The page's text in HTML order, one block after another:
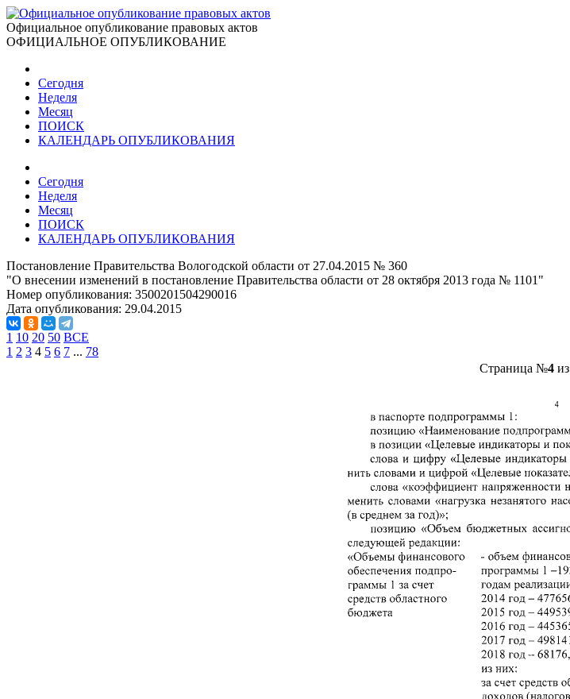
Официальное опубликование правовых актов
ОФИЦИАЛЬНОЕ ОПУБЛИКОВАНИЕ
Сегодня
Неделя
Месяц
ПОИСК
КАЛЕНДАРЬ ОПУБЛИКОВАНИЯ
Сегодня
Неделя
Месяц
ПОИСК
КАЛЕНДАРЬ ОПУБЛИКОВАНИЯ
Постановление Правительства Вологодской области от 27.04.2015 № 360
"О внесении изменений в постановление Правительства области от 28 октября 2013 года № 1101"
Номер опубликования: 3500201504290016
Дата опубликования: 29.04.2015
1 10 20 50 ВСЕ
1 2 3 4 5 6 7 ... 78
Страница №4из